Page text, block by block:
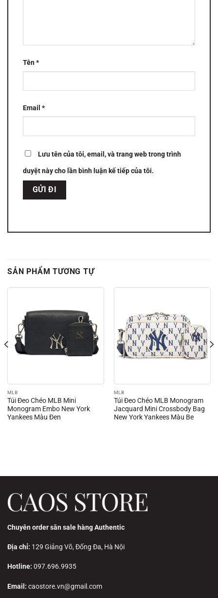
Tên*
Email *
Lưu tên của tôi, email, và trang web trong trình
duyệt này cho lần bình luận kế tiếp của tôi.
SẢN PHẨM TƯƠNG TỰ
MLB
Túi Đeo Chéo MLB Mini
Monogram Embo New York
Yankees Màu Đen
MLB
Túi Đeo Chéo MLB Monogram
Jacquard Mini Crossbody Bag
New York Yankees Màu Be
Chuyên order săn sale hàng Authentic
Địa chỉ: 129 Giảng Võ, Đống Đa, Hà Nội
Hotline: 097.696.9935
Email: caostore.vn@gmail.com